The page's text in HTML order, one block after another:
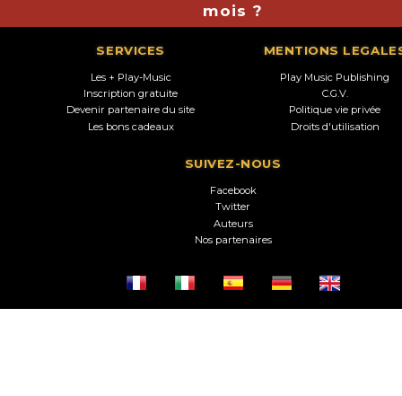
mois ?
SERVICES
Les + Play-Music
Inscription gratuite
Devenir partenaire du site
Les bons cadeaux
MENTIONS
Play Music Publishing
C.G.V.
Politique vie privée
Droits d'utilisation
SUIVEZ-NOUS
Facebook
Twitter
Auteurs
Nos partenaires